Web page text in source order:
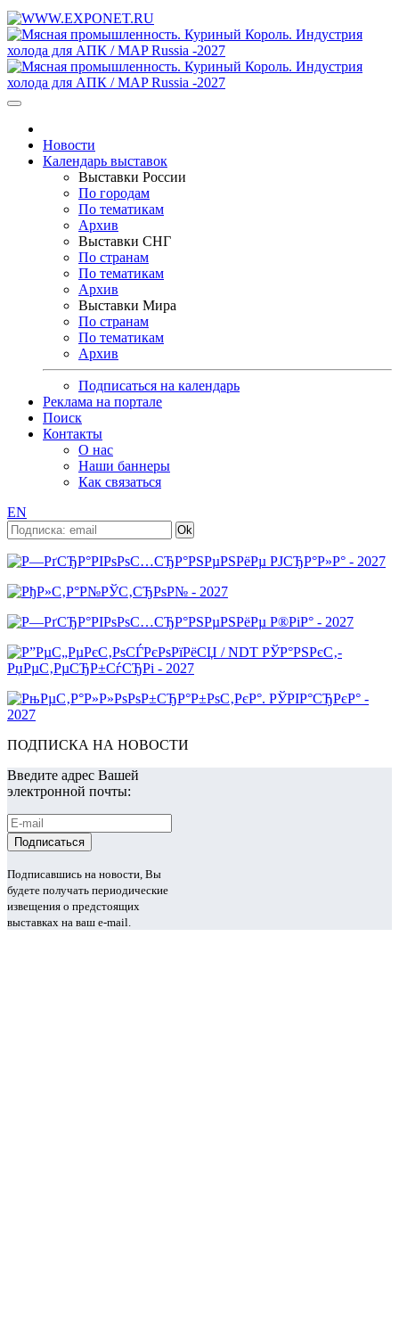
Новости
Календарь выставок
Выставки России
По городам
По тематикам
Архив
Выставки СНГ
По странам
По тематикам
Архив
Выставки Мира
По странам
По тематикам
Архив
Подписаться на календарь
Реклама на портале
Поиск
Контакты
О нас
Наши баннеры
Как связаться
EN
ПОДПИСКА НА НОВОСТИ
Введите адрес Вашей
электронной почты:
Подписавшись на новости, Вы
будете получать периодические
извещения о предстоящих
выставках на ваш e-mail.